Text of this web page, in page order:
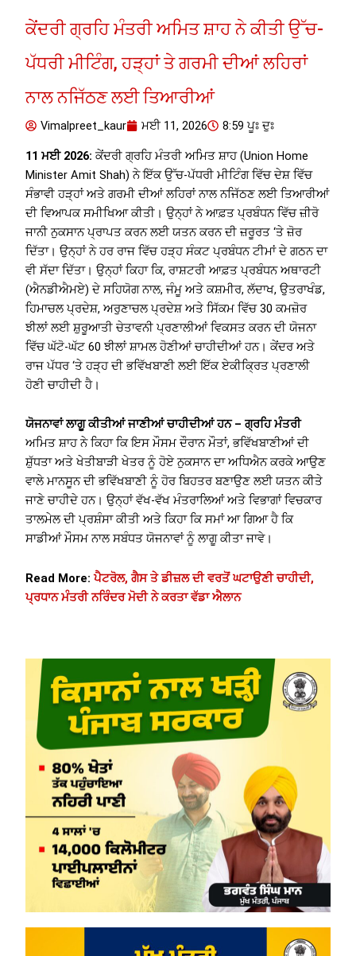
ਕੇਂਦਰੀ ਗ੍ਰਹਿ ਮੰਤਰੀ ਅਮਿਤ ਸ਼ਾਹ ਨੇ ਕੀਤੀ ਉੱਚ-
ਪੱਧਰੀ ਮੀਟਿੰਗ, ਹੜ੍ਹਾਂ ਤੇ ਗਰਮੀ ਦੀਆਂ ਲਹਿਰਾਂ
ਨਾਲ ਨਜਿੱਠਣ ਲਈ ਤਿਆਰੀਆਂ
Vimalpreet_kaur ਮਈ 11, 2026 8:59 ਪੂਃ ਦੁਃ
11 ਮਈ 2026: ਕੇਂਦਰੀ ਗ੍ਰਹਿ ਮੰਤਰੀ ਅਮਿਤ ਸ਼ਾਹ (Union Home
Minister Amit Shah) ਨੇ ਇੱਕ ਉੱਚ-ਪੱਧਰੀ ਮੀਟਿੰਗ ਵਿੱਚ ਦੇਸ਼ ਵਿੱਚ
ਸੰਭਾਵੀ ਹੜ੍ਹਾਂ ਅਤੇ ਗਰਮੀ ਦੀਆਂ ਲਹਿਰਾਂ ਨਾਲ ਨਜਿੱਠਣ ਲਈ ਤਿਆਰੀਆਂ
ਦੀ ਵਿਆਪਕ ਸਮੀਖਿਆ ਕੀਤੀ। ਉਨ੍ਹਾਂ ਨੇ ਆਫ਼ਤ ਪ੍ਰਬੰਧਨ ਵਿੱਚ ਜ਼ੀਰੋ
ਜਾਨੀ ਨੁਕਸਾਨ ਪ੍ਰਾਪਤ ਕਰਨ ਲਈ ਯਤਨ ਕਰਨ ਦੀ ਜ਼ਰੂਰਤ ‘ਤੇ ਜ਼ੋਰ
ਦਿੱਤਾ। ਉਨ੍ਹਾਂ ਨੇ ਹਰ ਰਾਜ ਵਿੱਚ ਹੜ੍ਹ ਸੰਕਟ ਪ੍ਰਬੰਧਨ ਟੀਮਾਂ ਦੇ ਗਠਨ ਦਾ
ਵੀ ਸੱਦਾ ਦਿੱਤਾ। ਉਨ੍ਹਾਂ ਕਿਹਾ ਕਿ, ਰਾਸ਼ਟਰੀ ਆਫ਼ਤ ਪ੍ਰਬੰਧਨ ਅਥਾਰਟੀ
(ਐਨਡੀਐਮਏ) ਦੇ ਸਹਿਯੋਗ ਨਾਲ, ਜੰਮੂ ਅਤੇ ਕਸ਼ਮੀਰ, ਲੱਦਾਖ, ਉਤਰਾਖੰਡ,
ਹਿਮਾਚਲ ਪ੍ਰਦੇਸ਼, ਅਰੁਣਾਚਲ ਪ੍ਰਦੇਸ਼ ਅਤੇ ਸਿੱਕਮ ਵਿੱਚ 30 ਕਮਜ਼ੋਰ
ਝੀਲਾਂ ਲਈ ਸ਼ੁਰੂਆਤੀ ਚੇਤਾਵਨੀ ਪ੍ਰਣਾਲੀਆਂ ਵਿਕਸਤ ਕਰਨ ਦੀ ਯੋਜਨਾ
ਵਿੱਚ ਘੱਟੋ-ਘੱਟ 60 ਝੀਲਾਂ ਸ਼ਾਮਲ ਹੋਣੀਆਂ ਚਾਹੀਦੀਆਂ ਹਨ। ਕੇਂਦਰ ਅਤੇ
ਰਾਜ ਪੱਧਰ ‘ਤੇ ਹੜ੍ਹ ਦੀ ਭਵਿੱਖਬਾਣੀ ਲਈ ਇੱਕ ਏਕੀਕ੍ਰਿਤ ਪ੍ਰਣਾਲੀ
ਹੋਣੀ ਚਾਹੀਦੀ ਹੈ।
ਯੋਜਨਾਵਾਂ ਲਾਗੂ ਕੀਤੀਆਂ ਜਾਣੀਆਂ ਚਾਹੀਦੀਆਂ ਹਨ – ਗ੍ਰਹਿ ਮੰਤਰੀ
ਅਮਿਤ ਸ਼ਾਹ ਨੇ ਕਿਹਾ ਕਿ ਇਸ ਮੌਸਮ ਦੌਰਾਨ ਮੌਤਾਂ, ਭਵਿੱਖਬਾਣੀਆਂ ਦੀ
ਸ਼ੁੱਧਤਾ ਅਤੇ ਖੇਤੀਬਾੜੀ ਖੇਤਰ ਨੂੰ ਹੋਏ ਨੁਕਸਾਨ ਦਾ ਅਧਿਐਨ ਕਰਕੇ ਆਉਣ
ਵਾਲੇ ਮਾਨਸੂਨ ਦੀ ਭਵਿੱਖਬਾਣੀ ਨੂੰ ਹੋਰ ਬਿਹਤਰ ਬਣਾਉਣ ਲਈ ਯਤਨ ਕੀਤੇ
ਜਾਣੇ ਚਾਹੀਦੇ ਹਨ। ਉਨ੍ਹਾਂ ਵੱਖ-ਵੱਖ ਮੰਤਰਾਲਿਆਂ ਅਤੇ ਵਿਭਾਗਾਂ ਵਿਚਕਾਰ
ਤਾਲਮੇਲ ਦੀ ਪ੍ਰਸ਼ੰਸਾ ਕੀਤੀ ਅਤੇ ਕਿਹਾ ਕਿ ਸਮਾਂ ਆ ਗਿਆ ਹੈ ਕਿ
ਸਾਡੀਆਂ ਮੌਸਮ ਨਾਲ ਸਬੰਧਤ ਯੋਜਨਾਵਾਂ ਨੂੰ ਲਾਗੂ ਕੀਤਾ ਜਾਵੇ।
Read More:ਪੈਟਰੋਲ, ਗੈਸ ਤੇ ਡੀਜ਼ਲ ਦੀ ਵਰਤੋਂ ਘਟਾਉਣੀ ਚਾਹੀਦੀ,
ਪ੍ਰਧਾਨ ਮੰਤਰੀ ਨਰਿੰਦਰ ਮੋਦੀ ਨੇ ਕਰਤਾ ਵੱਡਾ ਐਲਾਨ